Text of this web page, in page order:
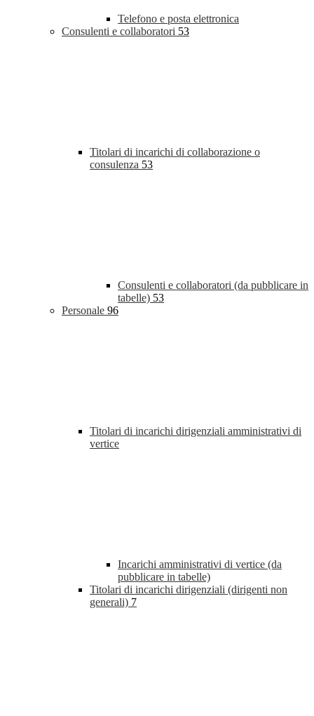
Telefono e posta elettronica
Consulenti e collaboratori 53
Titolari di incarichi di collaborazione o
consulenza 53
Consulenti e collaboratori (da pubblicare in
tabelle) 53
Personale 96
Titolari di incarichi dirigenziali amministrativi di
vertice
Incarichi amministrativi di vertice (da
pubblicare in tabelle)
Titolari di incarichi dirigenziali (dirigenti non
generali) 7